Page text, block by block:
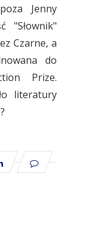
Jenny
"Słownik"
Czarne, a
do
Prize.
literatury